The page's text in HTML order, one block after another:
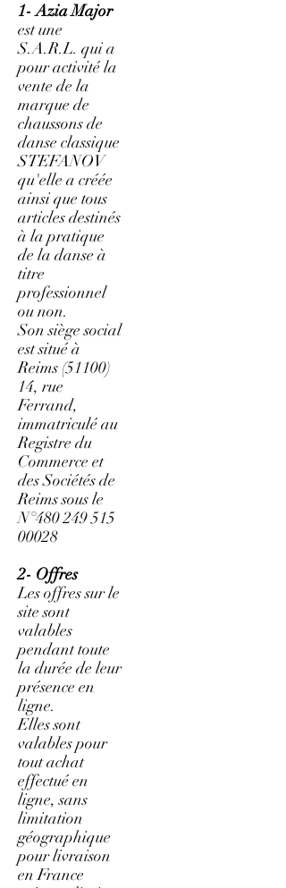
1- Azia Major
est une
S.A.R.L. qui a
pour activité la
vente de la
marque de
chaussons de
danse classique
STEFANOV
qu'elle a créée
ainsi que tous
articles destinés
à la pratique
de la danse à
titre
professionnel
ou non.
Son siège social
est situé à
Reims(51100)
14, rue
Ferrand,
immatriculé au
Registre du
Commerce et
des Sociétés de
Reims sous le
N°480 249 515
00028
2- Offres
Les offres sur le
site sont
valables
pendant toute
la durée de leur
présence en
ligne.
Elles sont
valables pour
tout achat
effectué en
ligne, sans
limitation
géographique
pour livraison
en France